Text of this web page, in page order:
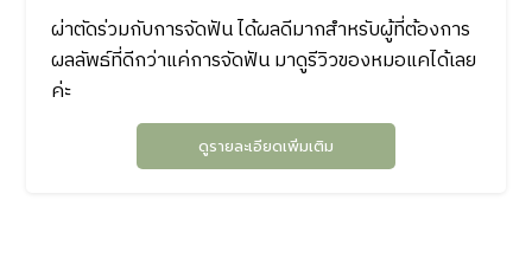
ผ่าตัดร่วมกับการจัดฟัน ได้ผลดีมากสำหรับผู้ที่ต้องการ
ผลลัพธ์ที่ดีกว่าแค่การจัดฟัน มาดูรีวิวของหมอแคได้เลย
ค่ะ
ดูรายละเอียดเพิ่มเติม